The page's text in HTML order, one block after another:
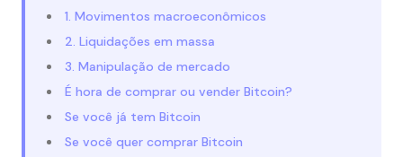
1. Movimentos macroeconômicos
2. Liquidações em massa
3. Manipulação de mercado
É hora de comprar ou vender Bitcoin?
Se você já tem Bitcoin
Se você quer comprar Bitcoin